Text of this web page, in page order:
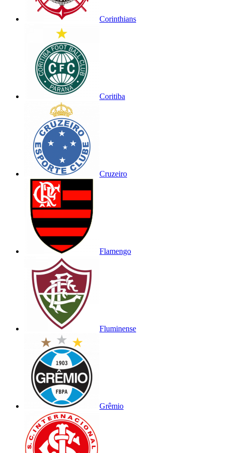
Corinthians
Coritiba
Cruzeiro
Flamengo
Fluminense
Grêmio